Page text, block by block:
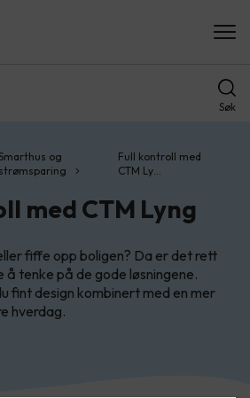
Søk
og
strømsparing
Full kontroll med
CTM Ly…
med CTM Lyng
fiffe opp boligen? Da er det rett
å tenke på de gode løsningene.
fint design kombinert med en mer
hverdag.